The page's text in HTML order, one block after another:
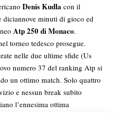
Denis Kudla con il
diciannove minuti di gioco ed
Atp 250 di Monaco.
torneo tedesco prosegue.
nelle due ultime sfide (Us
numero 37 del ranking Atp si
un ottimo match. Solo quattro
e nessun break subito
l’ennesima ottima